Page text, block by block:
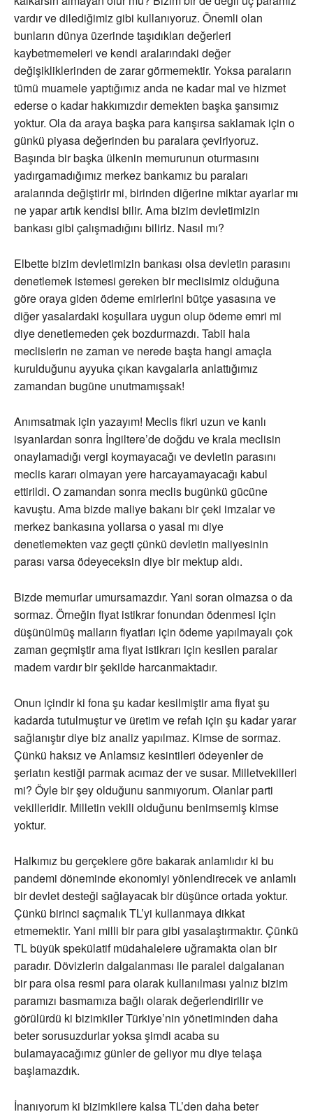
vardır ve dilediğimiz gibi kullanıyoruz. Önemli olan
bunların dünya üzerinde taşıdıkları değerleri
kaybetmemeleri ve kendi aralarındaki değer
değişikliklerinden de zarar görmemektir. Yoksa paraların
tümü muamele yaptığımız anda ne kadar mal ve hizmet
ederse o kadar hakkımızdır demekten başka şansımız
yoktur. Ola da araya başka para karışırsa saklamak için o
günkü piyasa değerinden bu paralara çeviriyoruz.
Başında bir başka ülkenin memurunun oturmasını
yadırgamadığımız merkez bankamız bu paraları
aralarında değiştirir mi, birinden diğerine miktar ayarlar mı
ne yapar artık kendisi bilir. Ama bizim devletimizin
bankası gibi çalışmadığını biliriz. Nasıl mı?
Elbette bizim devletimizin bankası olsa devletin parasını
denetlemek istemesi gereken bir meclisimiz olduğuna
göre oraya giden ödeme emirlerini bütçe yasasına ve
diğer yasalardaki koşullara uygun olup ödeme emri mi
diye denetlemeden çek bozdurmazdı. Tabii hala
meclislerin ne zaman ve nerede başta hangi amaçla
kurulduğunu ayyuka çıkan kavgalarla anlattığımız
zamandan bugüne unutmamışsak!
Anımsatmak için yazayım! Meclis fikri uzun ve kanlı
isyanlardan sonra İngiltere’de doğdu ve krala meclisin
onaylamadığı vergi koymayacağı ve devletin parasını
meclis kararı olmayan yere harcayamayacağı kabul
ettirildi. O zamandan sonra meclis bugünkü gücüne
kavuştu. Ama bizde maliye bakanı bir çeki imzalar ve
merkez bankasına yollarsa o yasal mı diye
denetlemekten vaz geçti çünkü devletin maliyesinin
parası varsa ödeyeceksin diye bir mektup aldı.
Bizde memurlar umursamazdır. Yani soran olmazsa o da
sormaz. Örneğin fiyat istikrar fonundan ödenmesi için
düşünülmüş malların fiyatları için ödeme yapılmayalı çok
zaman geçmiştir ama fiyat istikrarı için kesilen paralar
madem vardır bir şekilde harcanmaktadır.
Onun içindir ki fona şu kadar kesilmiştir ama fiyat şu
kadarda tutulmuştur ve üretim ve refah için şu kadar yarar
sağlanıştır diye biz analiz yapılmaz. Kimse de sormaz.
Çünkü haksız ve Anlamsız kesintileri ödeyenler de
şeriatın kestiği parmak acımaz der ve susar. Milletvekilleri
mi? Öyle bir şey olduğunu sanmıyorum. Olanlar parti
vekilleridir. Milletin vekili olduğunu benimsemiş kimse
yoktur.
Halkımız bu gerçeklere göre bakarak anlamlıdır ki bu
pandemi döneminde ekonomiyi yönlendirecek ve anlamlı
bir devlet desteği sağlayacak bir düşünce ortada yoktur.
Çünkü birinci saçmalık TL’yi kullanmaya dikkat
etmemektir. Yani milli bir para gibi yasalaştırmaktır. Çünkü
TL büyük spekülatif müdahalelere uğramakta olan bir
paradır. Dövizlerin dalgalanması ile paralel dalgalanan
bir para olsa resmi para olarak kullanılması yalnız bizim
paramızı basmamıza bağlı olarak değerlendirilir ve
görülürdü ki bizimkiler Türkiye’nin yönetiminden daha
beter sorusuzdurlar yoksa şimdi acaba su
bulamayacağımız günler de geliyor mu diye telaşa
başlamazdık.
İnanıyorum ki bizimkilere kalsa TL’den daha beter